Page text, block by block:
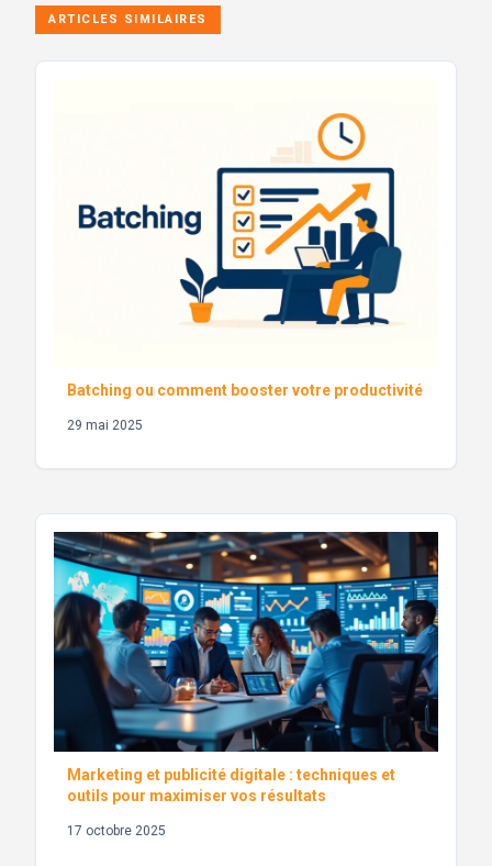
ARTICLES SIMILAIRES
Batching ou comment booster votre productivité
29 mai 2025
Marketing et publicité digitale : techniques et
outils pour maximiser vos résultats
17 octobre 2025